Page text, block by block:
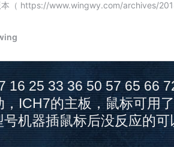
16 25 33 36 50 57 65 66
，ICH7的主板，鼠标可用
机器插鼠标后没反应的